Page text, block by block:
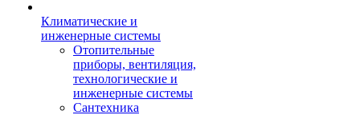
Климатические и
инженерные системы
Отопительные
приборы, вентиляция,
технологические и
инженерные системы
Сантехника